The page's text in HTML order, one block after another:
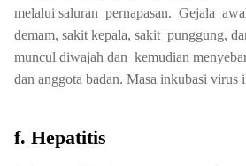
melalui saluran pernapasan. Gejala
demam, sakit kepala, sakit punggung,
muncul diwajah dan kemudian
dan anggota badan. Masa inkubasi virus
f. Hepatitis